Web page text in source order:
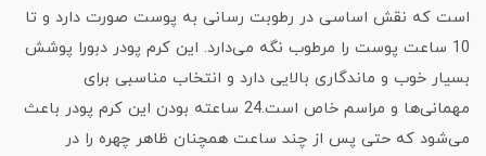
است که نقش اساسی در رطوبت رسانی به پوست صورت دارد و تا
10 ساعت پوست را مرطوب نگه می‌دارد. این کرم پودر دبورا پوشش
بسیار خوب و ماندگاری بالایی دارد و انتخاب مناسبی برای
مهمانی‌ها و مراسم خاص است.24 ساعته بودن این کرم پودر باعث
می‌شود که حتی پس از چند ساعت همچنان ظاهر چهره را در